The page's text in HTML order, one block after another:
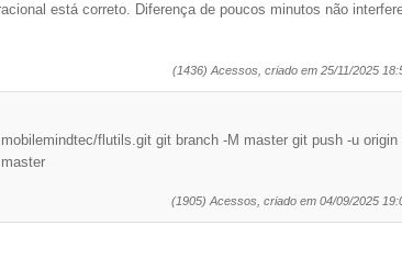
está correto. Diferença de poucos minutos não
(1436) Acessos, criado em 25/11/2025
flutils.git git branch -M master git push -u origin
(1905) Acessos, criado em 04/09/2025